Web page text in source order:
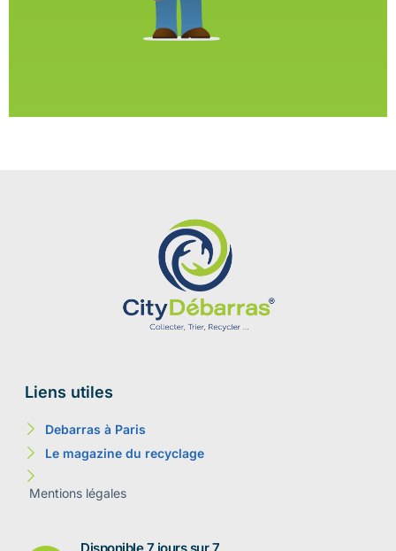
Liens utiles
Debarras à Paris
Le magazine du recyclage
Mentions légales